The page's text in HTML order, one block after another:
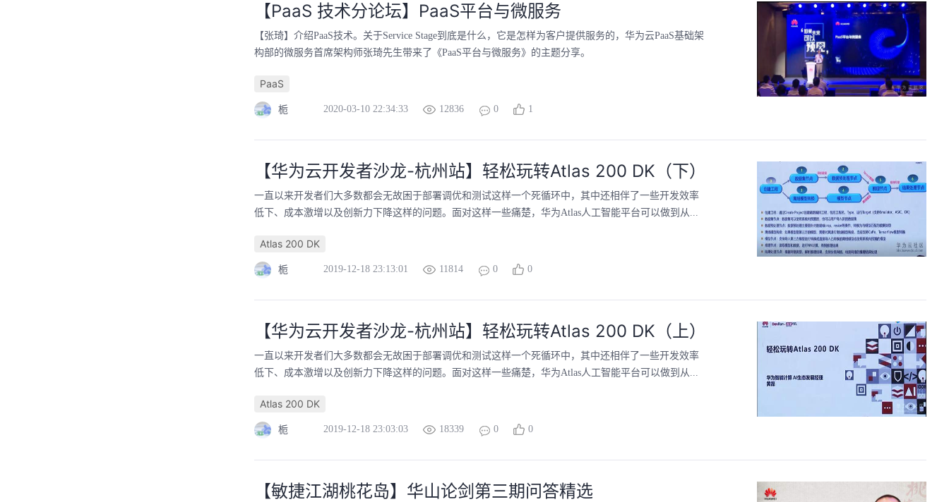
【PaaS 技术分论坛】PaaS平台与微服务
【张琦】介绍PaaS技术。关于Service Stage到底是什么，它是怎样为客户提供服务的，华为云PaaS基础架
构部的微服务首席架构师张琦先生带来了《PaaS平台与微服务》的主题分享。
PaaS
栀 2020-03-10 22:34:33 12836 0 1
【华为云开发者沙龙-杭州站】轻松玩转Atlas 200 DK（下）
一直以来开发者们大多数都会无故困于部署调优和测试这样一个死循环中，其中还相伴了一些开发效率
低下、成本激增以及创新力下降这样的问题。面对这样一些痛楚，华为Atlas人工智能平台可以做到从...
Atlas 200 DK
栀 2019-12-18 23:13:01 11814 0 0
【华为云开发者沙龙-杭州站】轻松玩转Atlas 200 DK（上）
一直以来开发者们大多数都会无故困于部署调优和测试这样一个死循环中，其中还相伴了一些开发效率
低下、成本激增以及创新力下降这样的问题。面对这样一些痛楚，华为Atlas人工智能平台可以做到从...
Atlas 200 DK
栀 2019-12-18 23:03:03 18339 0 0
【敏捷江湖桃花岛】华山论剑第三期问答精选